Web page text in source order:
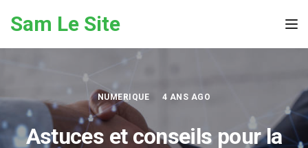
Sam Le Site
NUMERIQUE 4 ANS AGO
Astuces et conseils pour la